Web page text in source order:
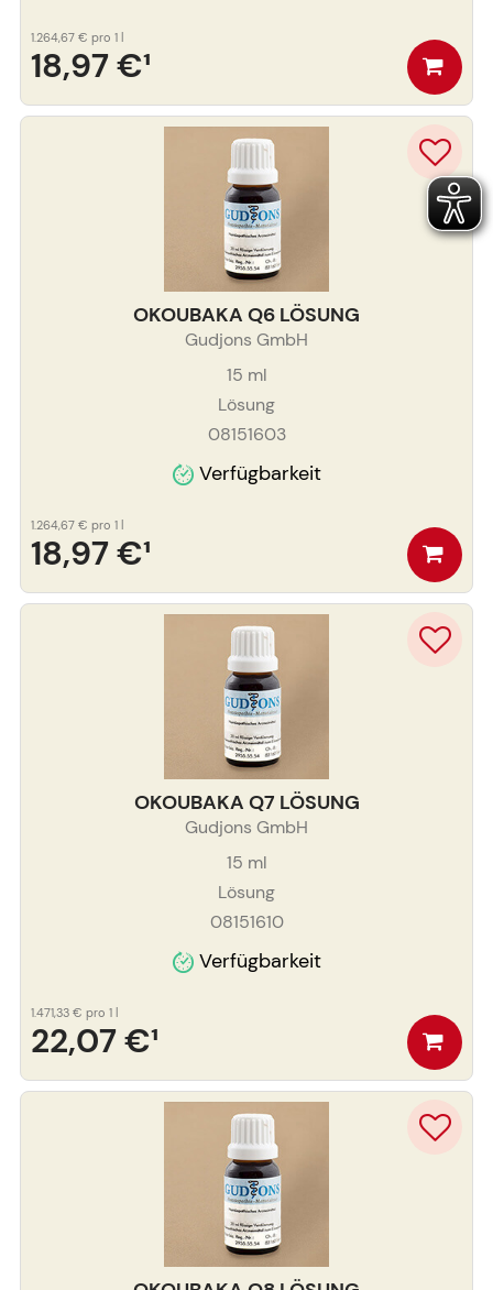
18,97 €¹
1.264,67 € pro 1 l
OKOUBAKA Q6 LÖSUNG
Gudjons GmbH
15 ml
Lösung
08151603
Verfügbarkeit
18,97 €¹
1.264,67 € pro 1 l
OKOUBAKA Q7 LÖSUNG
Gudjons GmbH
15 ml
Lösung
08151610
Verfügbarkeit
22,07 €¹
1.471,33 € pro 1 l